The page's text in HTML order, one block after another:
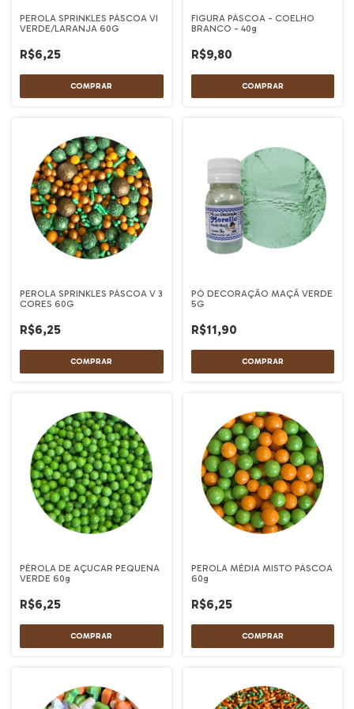
PEROLA SPRINKLES PÁSCOA VI
VERDE/LARANJA 60G
R$6,25
FIGURA PÁSCOA - COELHO
BRANCO - 40g
R$9,80
PEROLA SPRINKLES PÁSCOA V 3
CORES 60G
R$6,25
PÓ DECORAÇÃO MAÇÃ VERDE
5G
R$11,90
PÉROLA DE AÇUCAR PEQUENA
VERDE 60g
R$6,25
PEROLA MÉDIA MISTO PÁSCOA
60g
R$6,25